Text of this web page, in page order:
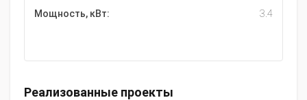
Мощность, кВт: 3.4
Реализованные проекты